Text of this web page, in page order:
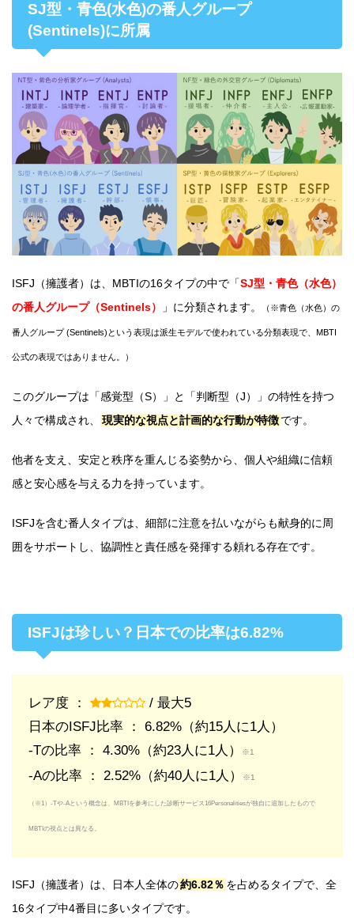
SJ型・青色(水色)の番人グループ
(Sentinels)に所属
ISFJ（擁護者）は、MBTIの16タイプの中で「SJ型・青色（水色）
の番人グループ（Sentinels）
」に分類されます。 （※青色（水色）の
番人グループ (Sentinels)という表現は派生モデルで使われている分類表現で、MBTI
公式の表現ではありません。）
このグループは「感覚型（S）」と「判断型（J）」の特性を持つ
人々で構成され、
現実的な視点と計画的な行動が特徴です。
他者を支え、安定と秩序を重んじる姿勢から、個人や組織に信頼
感と安心感を与える力を持っています。
ISFJを含む番人タイプは、細部に注意を払いながらも献身的に周
囲をサポートし、協調性と責任感を発揮する頼れる存在です。
ISFJは珍しい？日本での比率は6.82%
レア度 ：
/ 最大5
日本のISFJ比率 ： 6.82%（約15人に1人）
-Tの比率 ： 4.30%（約23人に1人）
※1
-Aの比率 ： 2.52%（約40人に1人） ※1
（※1）-Tや-Aという概念は、MBTIを参考にした診断サービス16Personalitiesが独自に追加したもので
MBTIの視点とは異なる。
ISFJ（擁護者）は、日本人全体の約6.82％ を占めるタイプで、全
16タイプ中4番目に多いタイプです。